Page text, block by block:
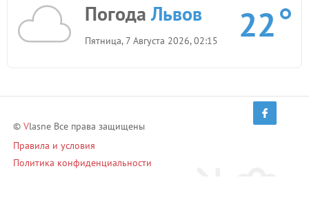
ПогодаЛьвов
Пятница, 7 Августа 2026, 02:15 22
© Vlasne Все права защищены
Правила и условия
Политика конфиденциальности